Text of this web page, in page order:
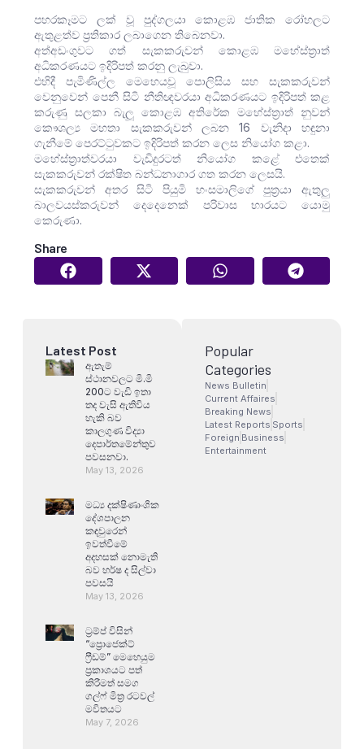
පහරකෑමට ලක් වූ පුද්ගලයා කොළඹ ජාතික රෝහලට
ඇතුළත්ව ප්‍රතිකාර ලබාගෙන තිබෙනවා.
අත්අඩංගුවට ගත් සැකකරුවන් කොළඹ මහේස්ත්‍රාත්
අධිකරණයට ඉදිරිපත් කරනු ලැබුවා.
එහිදී පැමිණිල්ල මෙහෙයවූ පොලිසිය සහ සැකකරුවන්
වෙනුවෙන් පෙනී සිටි නීතිඥවරයා අධිකරණයට ඉදිරිපත් කළ
කරුණු සලකා බැලූ කොළඹ අතිරේක මහේස්ත්‍රාත් නුවන්
කෞශල්‍ය මහතා සැකකරුවන් ලබන 16 වැනිදා හඳුනා
ගැනීමේ පෙරට්ටුවකට ඉදිරිපත් කරන ලෙස නියෝග කළා.
මහේස්ත්‍රාත්වරයා වැඩිදුරටත් නියෝග කළේ එතෙක්
සැකකරුවන් රක්ෂිත බන්ධනාගාර ගත කරන ලෙසයි.
සැකකරුවන් අතර සිටි පියුමි හංසමාලිගේ පුත්‍රයා ඇතුලු
බාලවයස්කරුවන් දෙදෙනෙක් පරිවාස භාරයට යොමු
කෙරුණා.
Share
Latest Post
ඇතැම්
ස්ථානවලට මි.මි
200ට වැඩි ඉතා
තද වැසි ඇතිවිය
හැකි බව
කාලගුණ විද්‍යා
දෙපාර්තමේන්තුව
පවසනවා.
May 13, 2026
මධ්‍ය දක්ෂිණාංශික
දේශපාලන
කඳවුරෙන්
ඉවත්වීමේ
අදහසක් නොමැති
බව හර්ෂ ද සිල්වා
පවසයි
May 13, 2026
ට්‍රම්ප් විසින්
“ප්‍රොජෙක්ට්
ෆ්‍රීඩම්” මෙහෙයුම
ප්‍රකාශයට පත්
කිරීමත් සමග
ගල්ෆ් මිත්‍ර රටවල්
මවිතයට
May 7, 2026
Popular
Categories
News Bulletin
Current Affaires
Breaking News
Latest Reports Sports
Foreign Business
Entertainment